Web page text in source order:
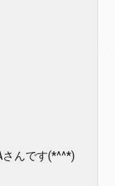
んです(*^^*)